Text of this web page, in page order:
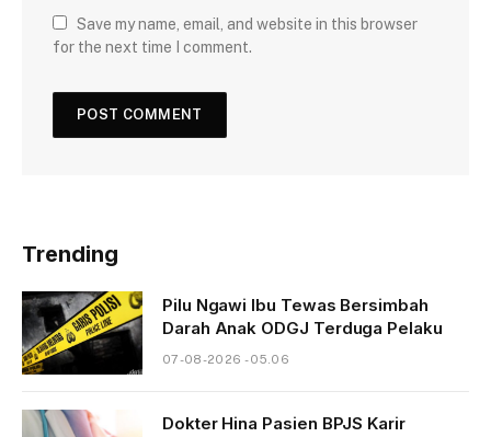
Save my name, email, and website in this browser
for the next time I comment.
Trending
Pilu Ngawi Ibu Tewas Bersimbah
Darah Anak ODGJ Terduga Pelaku
07-08-2026 - 05.06
Dokter Hina Pasien BPJS Karir